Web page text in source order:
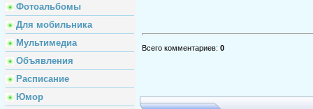
Фотоальбомы
Для мобильника
Мультимедиа
Объявления
Расписание
Юмор
Всего комментариев: 0